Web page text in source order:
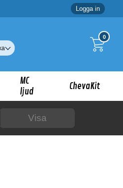
Logga in
0
MC
ljud
ChevaKit
Visa